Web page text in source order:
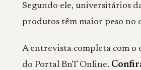
Segundo ele, universitários
produtos têm maior peso no
A entrevista completa com o
do Portal BnT Online.